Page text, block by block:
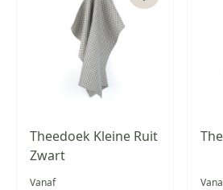
Theedoek Kleine Ruit
Zwart
Vanaf